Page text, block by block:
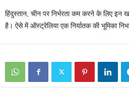
हिंदुस्तान, चीन पर निर्भरता कम करने के लिए इन
है। ऐसे में ऑस्ट्रेलिया एक निर्यातक की भूमिका